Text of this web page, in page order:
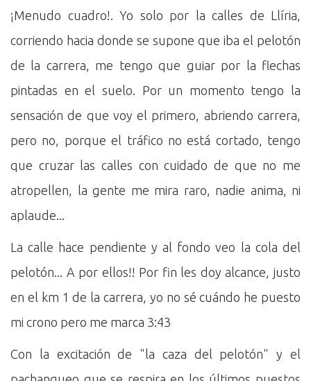
¡Menudo cuadro!. Yo solo por la calles de Llíria,
corriendo hacia donde se supone que iba el pelotón
de la carrera, me tengo que guiar por la flechas
pintadas en el suelo. Por un momento tengo la
sensación de que voy el primero, abriendo carrera,
pero no, porque el tráfico no está cortado, tengo
que cruzar las calles con cuidado de que no me
atropellen, la gente me mira raro, nadie anima, ni
aplaude...
La calle hace pendiente y al fondo veo la cola del
pelotón... A por ellos!! Por fin les doy alcance, justo
en el km 1 de la carrera, yo no sé cuándo he puesto
mi crono pero me marca 3:43
Con la excitación de "la caza del pelotón" y el